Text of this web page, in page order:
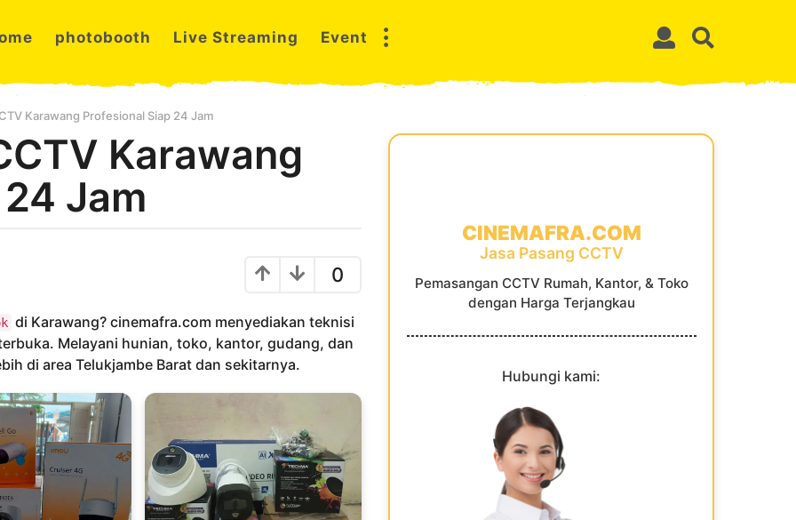
photobooth Live Streaming Event
Karawang Profesional Siap 24 Jam
Karawang
Jam
0
di Karawang? cinemafra.com menyediakan teknisi
Melayani hunian, toko, kantor, gudang, dan
di area Telukjambe Barat dan sekitarnya.
CINEMAFRA.COM
Jasa Pasang CCTV
Pemasangan CCTV Rumah, Kantor, & Toko
dengan Harga Terjangkau
Hubungi kami: